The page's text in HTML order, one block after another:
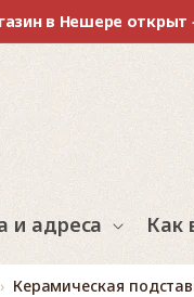
в Нешере
и адреса Как
Керамическая